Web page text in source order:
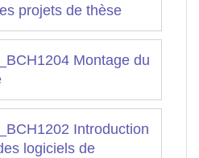
projets de thèse
Montage du
Introduction
logiciels de